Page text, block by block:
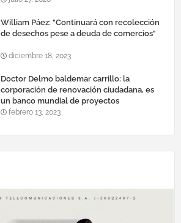
William Páez: "Continuará con recolección
de desechos pese a deuda de comercios"
diciembre 18, 2023
Doctor Delmo baldemar carrillo: la
corporación de renovación ciudadana, es
un banco mundial de proyectos
febrero 13, 2023